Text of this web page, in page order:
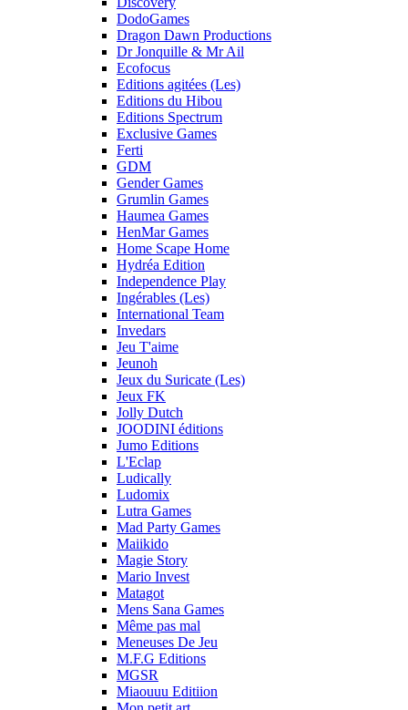
DodoGames
Dragon Dawn Productions
Dr Jonquille & Mr Ail
Ecofocus
Editions agitées (Les)
Editions du Hibou
Editions Spectrum
Exclusive Games
Ferti
GDM
Gender Games
Grumlin Games
Haumea Games
HenMar Games
Home Scape Home
Hydréa Edition
Independence Play
Ingérables (Les)
International Team
Invedars
Jeu T'aime
Jeunoh
Jeux du Suricate (Les)
Jeux FK
Jolly Dutch
JOODINI éditions
Jumo Editions
L'Eclap
Ludically
Ludomix
Lutra Games
Mad Party Games
Maiikido
Magie Story
Mario Invest
Matagot
Mens Sana Games
Même pas mal
Meneuses De Jeu
M.F.G Editions
MGSR
Miaouuu Editiion